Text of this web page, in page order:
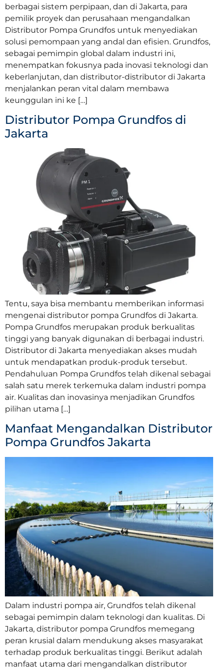
berbagai sistem perpipaan, dan di Jakarta, para
pemilik proyek dan perusahaan mengandalkan
Distributor Pompa Grundfos untuk menyediakan
solusi pemompaan yang andal dan efisien. Grundfos,
sebagai pemimpin global dalam industri ini,
menempatkan fokusnya pada inovasi teknologi dan
keberlanjutan, dan distributor-distributor di Jakarta
menjalankan peran vital dalam membawa
keunggulan ini ke […]
Distributor Pompa Grundfos di
Jakarta
Tentu, saya bisa membantu memberikan informasi
mengenai distributor pompa Grundfos di Jakarta.
Pompa Grundfos merupakan produk berkualitas
tinggi yang banyak digunakan di berbagai industri.
Distributor di Jakarta menyediakan akses mudah
untuk mendapatkan produk-produk tersebut.
Pendahuluan Pompa Grundfos telah dikenal sebagai
salah satu merek terkemuka dalam industri pompa
air. Kualitas dan inovasinya menjadikan Grundfos
pilihan utama […]
Manfaat Mengandalkan Distributor
Pompa Grundfos Jakarta
Dalam industri pompa air, Grundfos telah dikenal
sebagai pemimpin dalam teknologi dan kualitas. Di
Jakarta, distributor pompa Grundfos memegang
peran krusial dalam mendukung akses masyarakat
terhadap produk berkualitas tinggi. Berikut adalah
manfaat utama dari mengandalkan distributor